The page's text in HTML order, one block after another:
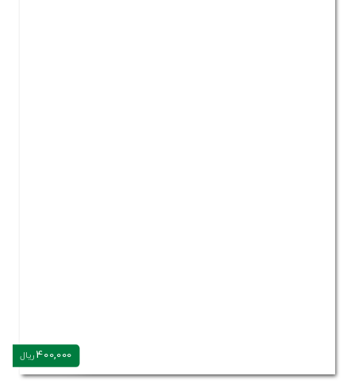
400,000ریال